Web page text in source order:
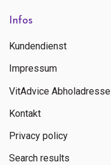
Infos
Kundendienst
Impressum
VitAdvice Abholadresse
Kontakt
Privacy policy
Search results